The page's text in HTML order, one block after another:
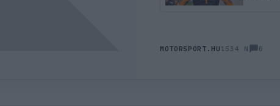
MOTORSPORT.HU 1534 N 0